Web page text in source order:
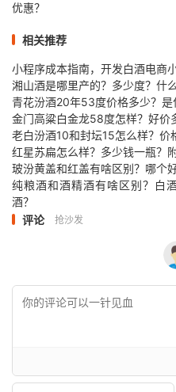
优惠？
相关推荐
小程序成本指南，开发白酒电商
湘山酒是哪里产的？多少度？什
青花汾酒20年53度价格多少？
金门高粱白金龙58度怎样？好价
老白汾酒10和封坛15怎么样？价
红星苏扁怎么样？多少钱一瓶？
玻汾黄盖和红盖有啥区别？哪个
纯粮酒和酒精酒有啥区别？白
酒？
评论
抢沙发